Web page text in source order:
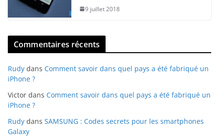
9 juillet 2018
Commentaires récents
Rudy dans Comment savoir dans quel pays a été fabriqué un
iPhone ?
Victor dans Comment savoir dans quel pays a été fabriqué un
iPhone ?
Rudy dans SAMSUNG : Codes secrets pour les smartphones
Galaxy